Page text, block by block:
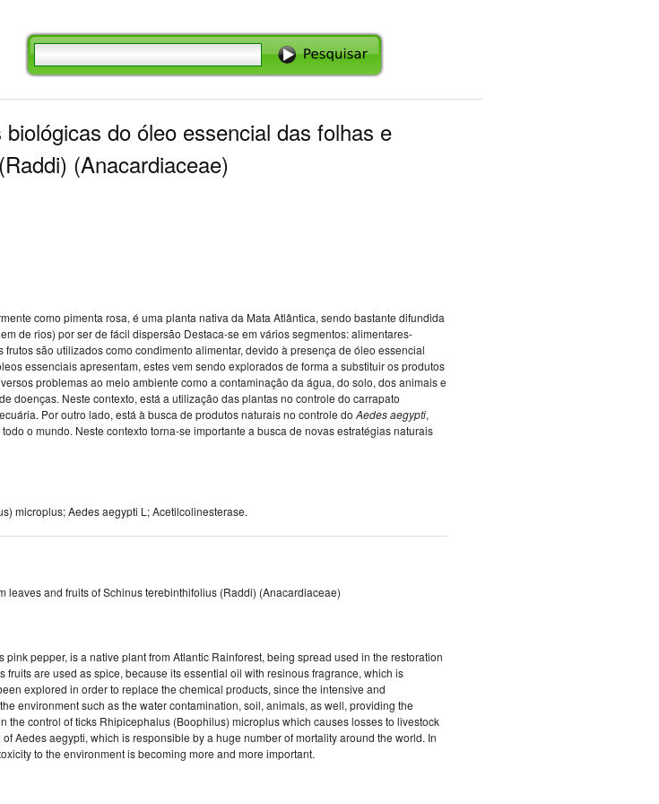
do óleo essencial das folhas e
(Raddi) (Anacardiaceae)
como pimenta rosa, é uma planta nativa da Mata Atlântica, sendo bastante difundida
de rios) por ser de fácil dispersão Destaca-se em vários segmentos: alimentares-
são utilizados como condimento alimentar, devido à presença de óleo essencial
essenciais apresentam, estes vem sendo explorados de forma a substituir os produtos
problemas ao meio ambiente como a contaminação da água, do solo, dos animais e
doenças. Neste contexto, está a utilização das plantas no controle do carrapato
Por outro lado, está à busca de produtos naturais no controle do Aedesaegypti,
o mundo. Neste contexto torna-se importante a busca de novas estratégias naturais
microplus; Aedes aegypti L; Acetilcolinesterase.
and fruits of Schinus terebinthifolius (Raddi) (Anacardiaceae)
pepper, is a native plant from Atlantic Rainforest, being spread used in the restoration
are used as spice, because its essential oil with resinous fragrance, which is
explored in order to replace the chemical products, since the intensive and
environment such as the water contamination, soil, animals, as well, providing the
the control of ticks Rhipicephalus (Boophilus) microplus which causes losses to livestock
Aedes aegypti, which is responsible by a huge number of mortality around the world. In
to the environment is becoming more and more important.